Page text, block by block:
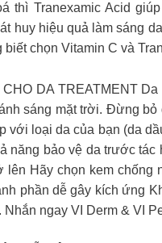
thì Tranexamic Acid
huy hiệu quả làm sáng
chọn Vitamin C và
DA TREATMENT
sáng mặt trời. Đừng
loại da của bạn (da
năng bảo vệ da trước
lên Hãy chọn kem
phần dễ gây kích ứng
ngay VI Derm & VI